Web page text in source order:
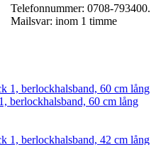
Telefonnummer: 0708-793400.
Mailsvar: inom 1 timme
berlockhalsband, 60 cm lång